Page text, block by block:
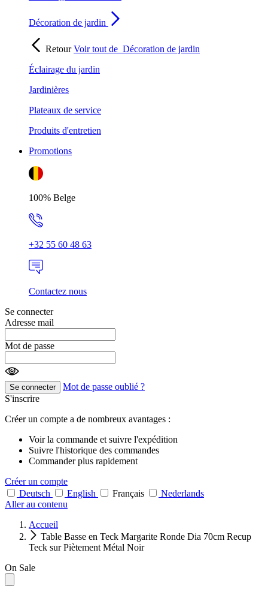
Décoration de jardin
RetourVoir tout de Décoration de jardin
Éclairage du jardin
Jardinières
Plateaux de service
Produits d'entretien
Promotions
100% Belge
+32 55 60 48 63
Contactez nous
Se connecter
Adresse mail
Mot de passe
Se connecter
Mot de passe oublié ?
S'inscrire
Créer un compte a de nombreux avantages :
Voir la commande et suivre l'expédition
Suivre l'historique des commandes
Commander plus rapidement
Créer un compte
Deutsch
English Français
Nederlands
Aller au contenu
Accueil
Table Basse en Teck Margarite Ronde Dia 70cm Recup
Teck sur Piètement Métal Noir
On Sale